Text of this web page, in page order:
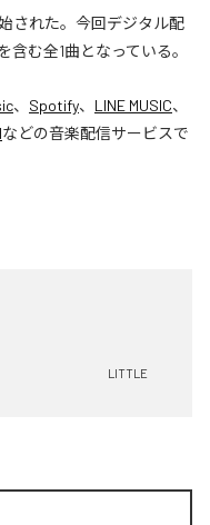
された。今回デジタル配
含む全1曲となっている。
、 Spotify、 LINE MUSIC、
などの音楽配信サービスで
LITTLE